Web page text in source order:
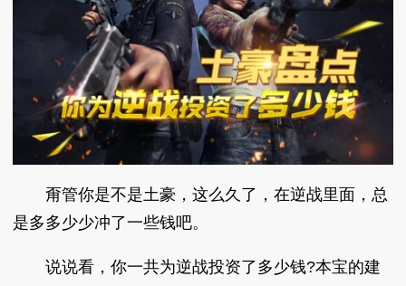
甭管你是不是土豪，这么久了，在逆战里面，总
是多多少少冲了一些钱吧。
说说看，你一共为逆战投资了多少钱?本宝的建